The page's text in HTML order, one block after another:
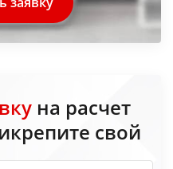
на расчет
свой